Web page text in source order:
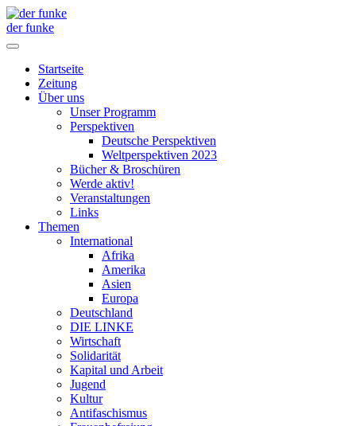
der funke
Startseite
Zeitung
Über uns
Unser Programm
Perspektiven
Deutsche Perspektiven
Weltperspektiven 2023
Bücher & Broschüren
Werde aktiv!
Veranstaltungen
Links
Themen
International
Afrika
Amerika
Asien
Europa
Deutschland
DIE LINKE
Wirtschaft
Solidarität
Kapital und Arbeit
Jugend
Kultur
Antifaschismus